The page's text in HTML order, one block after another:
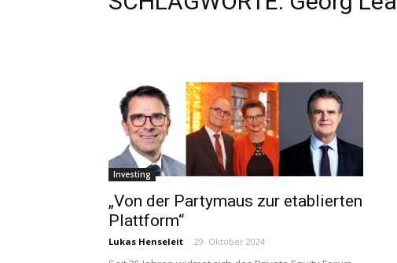
Investing
„Von der Partymaus zur etablierten
Plattform“
Lukas Henseleit - 29. Oktober 2024